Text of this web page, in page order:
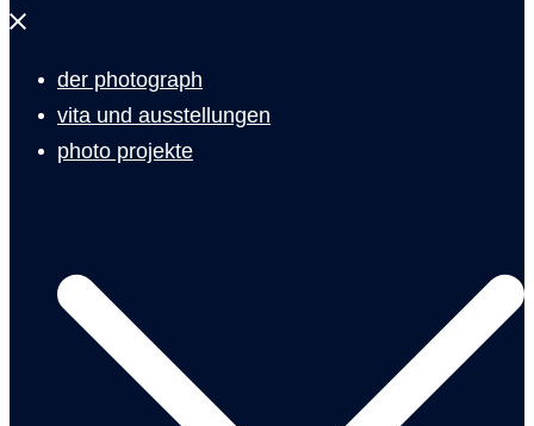
Menü
der photograph
vita und ausstellungen
photo projekte